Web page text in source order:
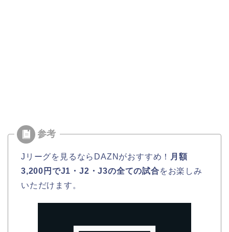
Jリーグを見るならDAZNがおすすめ！
月額
3,200円でJ1・J2・J3の全ての試合をお楽しみ
いただけます。